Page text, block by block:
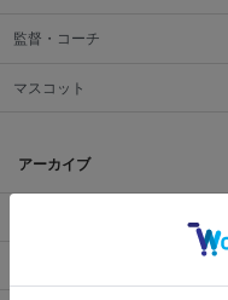
監督・コーチ
マスコット
アーカイブ